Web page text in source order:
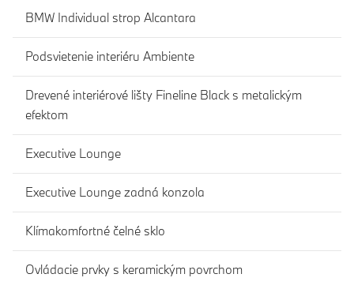
BMW Individual strop Alcantara
Podsvietenie interiéru Ambiente
Drevené interiérové lišty Fineline Black s metalickým
efektom
Executive Lounge
Executive Lounge zadná konzola
Klímakomfortné čelné sklo
Ovládacie prvky s keramickým povrchom